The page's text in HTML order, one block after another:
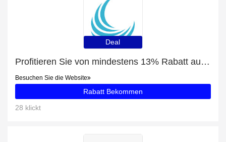
Deal
Profitieren Sie von mindestens 13% Rabatt auf Soflens Daily Disposable
Besuchen Sie die Website
Rabatt Bekommen
28 klickt